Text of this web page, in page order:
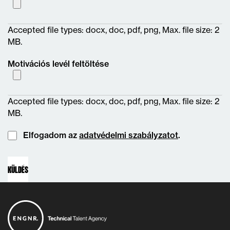
Accepted file types: docx, doc, pdf, png, Max. file size: 2
MB.
Motivációs levél feltöltése
Accepted file types: docx, doc, pdf, png, Max. file size: 2
MB.
Instemming
Elfogadom az adatvédelmi szabályzatot.